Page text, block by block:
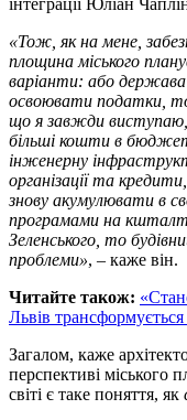
«Тож, як на мене,
площина міського
варіанти: або
освоювати податки,
що я завжди
більші кошти в
інженерну
організації та
знову акумулювати в
програмами на кшталт
Зеленського, то
проблеми», – каже він.
Читайте також:
Львів
Загалом, каже
перспективі міського
світі є таке поняття, як